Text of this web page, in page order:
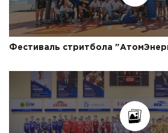
Фестиваль стритбола